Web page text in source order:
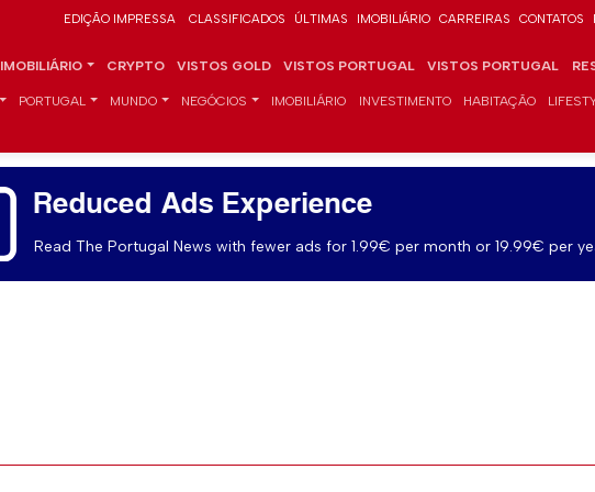
EDIÇÃO IMPRESSA CLASSIFICADOS ÚLTIMAS IMOBILIÁRIO CARREIRAS CONTATOS
IMOBILIÁRIO CRYPTO VISTOS GOLD VISTOS PORTUGAL VISTOS PORTUGAL
PORTUGAL MUNDO NEGÓCIOS IMOBILIÁRIO INVESTIMENTO HABITAÇÃO
Reduced Ads Experience
Read The Portugal News with fewer ads for 1.99€ per month or 19.99€ per